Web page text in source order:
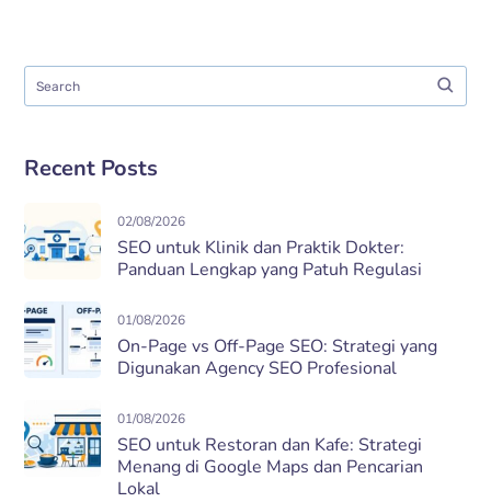
Recent Posts
02/08/2026
SEO untuk Klinik dan Praktik Dokter:
Panduan Lengkap yang Patuh Regulasi
01/08/2026
On-Page vs Off-Page SEO: Strategi yang
Digunakan Agency SEO Profesional
01/08/2026
SEO untuk Restoran dan Kafe: Strategi
Menang di Google Maps dan Pencarian
Lokal